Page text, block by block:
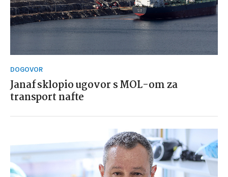
DOGOVOR
Janaf sklopio ugovor s MOL-om za
transport nafte